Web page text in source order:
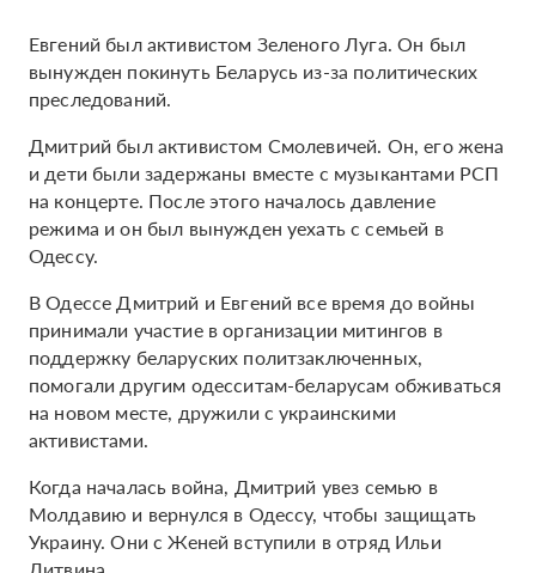
Евгений был активистом Зеленого Луга. Он был
вынужден покинуть Беларусь из-за политических
преследований.
Дмитрий был активистом Смолевичей. Он, его жена
и дети были задержаны вместе с музыкантами РСП
на концерте. После этого началось давление
режима и он был вынужден уехать с семьей в
Одессу.
В Одессе Дмитрий и Евгений все время до войны
принимали участие в организации митингов в
поддержку беларуских политзаключенных,
помогали другим одесситам-беларусам обживаться
на новом месте, дружили с украинскими
активистами.
Когда началась война, Дмитрий увез семью в
Молдавию и вернулся в Одессу, чтобы защищать
Украину. Они с Женей вступили в отряд Ильи